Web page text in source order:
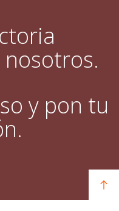
y pon tu